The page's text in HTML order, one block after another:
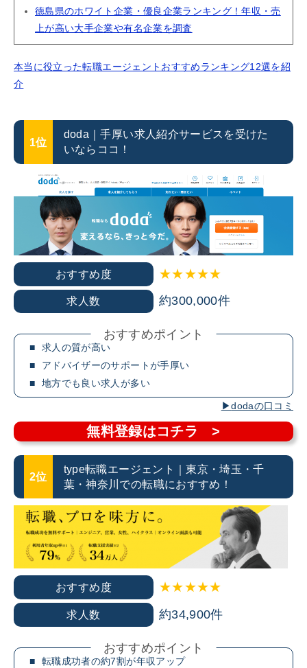
徳島県のホワイト企業・優良企業ランキング！年収・売
上が高い大手企業や有名企業を調査
本当に役立った転職エージェントおすすめランキング12選を紹
介
1位
doda｜手厚い求人紹介サービスを受けた
いならココ！
おすすめ度 ★★★★★
求人数 約300,000件
おすすめポイント
求人の質が高い
アドバイザーのサポートが手厚い
地方でも良い求人が多い
dodaの口コミ
無料登録はコチラ >
2位
type転職エージェント｜東京・埼玉・千
葉・神奈川での転職におすすめ！
おすすめ度 ★★★★★
求人数 約34,900件
おすすめポイント
転職成功者の約7割が年収アップ